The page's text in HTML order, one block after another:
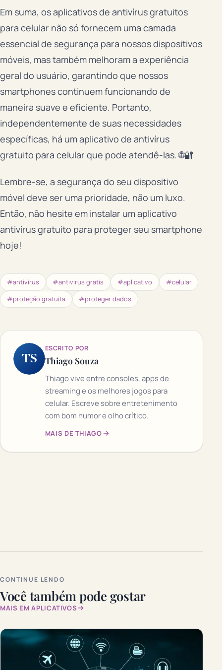
Em suma, os aplicativos de antivírus gratuitos
para celular não só fornecem uma camada
essencial de segurança para nossos dispositivos
móveis, mas também melhoram a experiência
geral do usuário, garantindo que nossos
smartphones continuem funcionando de
maneira suave e eficiente. Portanto,
independentemente de suas necessidades
específicas, há um aplicativo de antivírus
gratuito para celular que pode atendê-las. 🌐🔐
Lembre-se, a segurança do seu dispositivo
móvel deve ser uma prioridade, não um luxo.
Então, não hesite em instalar um aplicativo
antivírus gratuito para proteger seu smartphone
hoje!
#antivirus #antivirus gratis #aplicativo
#celular
#proteção gratuita
#proteger dados
TS
ESCRITO POR
Thiago Souza
Thiago vive entre consoles, apps de
streaming e os melhores jogos para
celular. Escreve sobre entretenimento
com bom humor e olho crítico.
MAIS DE THIAGO
CONTINUE LENDO
Você também pode gostar
MAIS EM APLICATIVOS